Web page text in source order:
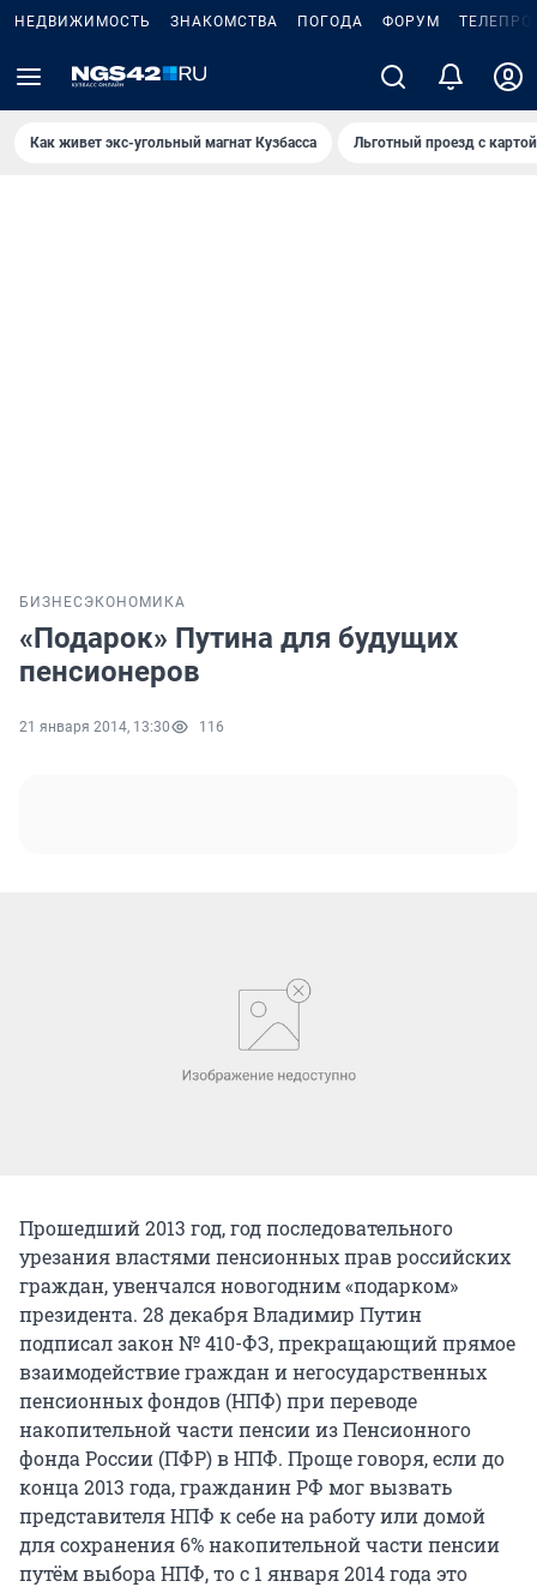
НЕДВИЖИМОСТЬ ЗНАКОМСТВА ПОГОДА ФОРУМ
Как живет экс-угольный магнат Кузбасса Льготный проезд с
БИЗНЕС ЭКОНОМИКА
«Подарок» Путина для будущих
пенсионеров
21 января 2014, 13:30 116
Прошедший 2013 год, год последовательного
урезания властями пенсионных прав российских
граждан, увенчался новогодним «подарком»
президента. 28 декабря Владимир Путин
подписал закон № 410-ФЗ, прекращающий прямое
взаимодействие граждан и негосударственных
пенсионных фондов (НПФ) при переводе
накопительной части пенсии из Пенсионного
фонда России (ПФР) в НПФ. Проще говоря, если до
конца 2013 года, гражданин РФ мог вызвать
представителя НПФ к себе на работу или домой
для сохранения 6% накопительной части пенсии
путём выбора НПФ, то с 1 января 2014 года это